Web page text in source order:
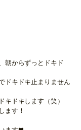
朝からずっとドキド
ドキドキ止まりません
キドキします（笑）
ます！